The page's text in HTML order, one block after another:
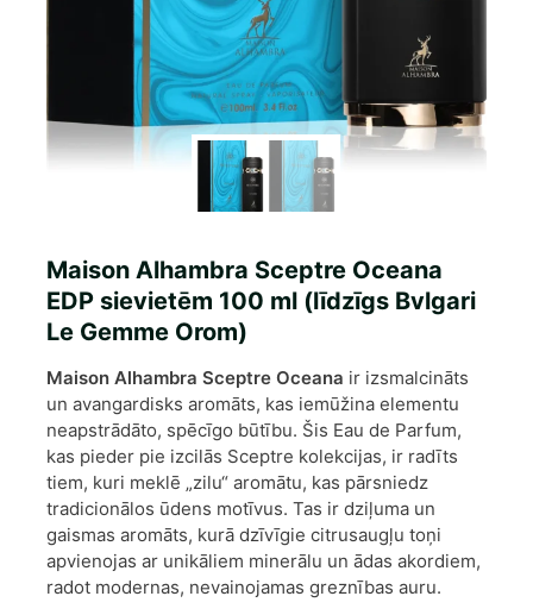
Maison Alhambra Sceptre Oceana
EDP sievietēm 100 ml (līdzīgs Bvlgari
Le Gemme Orom)
Maison Alhambra Sceptre Oceana ir izsmalcināts
un avangardisks aromāts, kas iemūžina elementu
neapstrādāto, spēcīgo būtību. Šis Eau de Parfum,
kas pieder pie izcilās Sceptre kolekcijas, ir radīts
tiem, kuri meklē „zilu“ aromātu, kas pārsniedz
tradicionālos ūdens motīvus. Tas ir dziļuma un
gaismas aromāts, kurā dzīvīgie citrusaugļu toņi
apvienojas ar unikāliem minerālu un ādas akordiem,
radot modernas, nevainojamas greznības auru.